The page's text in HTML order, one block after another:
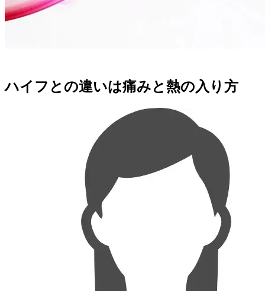
ハイフとの違いは痛みと熱の入り方